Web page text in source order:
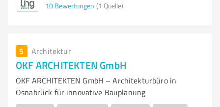
10 Bewertungen (1 Quelle)
5 Architektur
OKF ARCHITEKTEN GmbH
OKF ARCHITEKTEN GmbH – Architekturbüro in
Osnabrück für innovative Bauplanung